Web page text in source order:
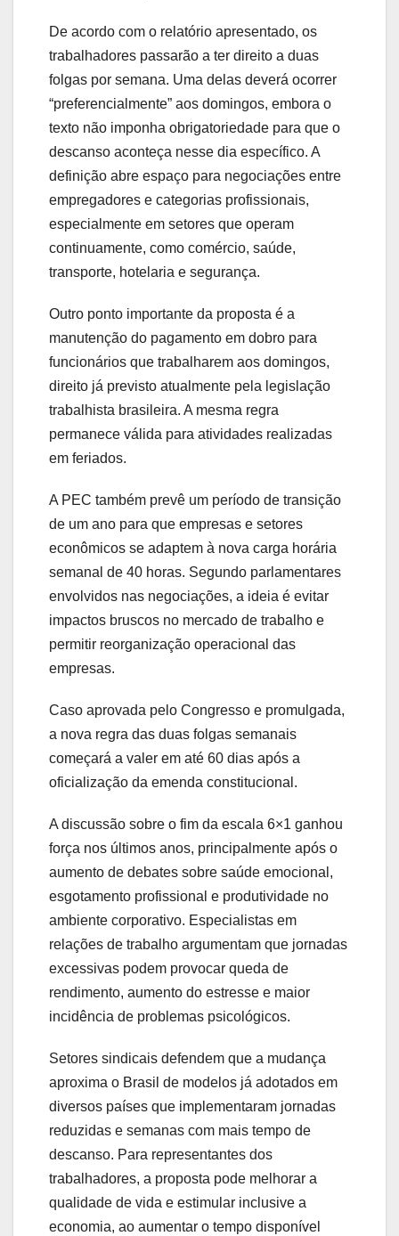
De acordo com o relatório apresentado, os
trabalhadores passarão a ter direito a duas
folgas por semana. Uma delas deverá ocorrer
“preferencialmente” aos domingos, embora o
texto não imponha obrigatoriedade para que o
descanso aconteça nesse dia específico. A
definição abre espaço para negociações entre
empregadores e categorias profissionais,
especialmente em setores que operam
continuamente, como comércio, saúde,
transporte, hotelaria e segurança.
Outro ponto importante da proposta é a
manutenção do pagamento em dobro para
funcionários que trabalharem aos domingos,
direito já previsto atualmente pela legislação
trabalhista brasileira. A mesma regra
permanece válida para atividades realizadas
em feriados.
A PEC também prevê um período de transição
de um ano para que empresas e setores
econômicos se adaptem à nova carga horária
semanal de 40 horas. Segundo parlamentares
envolvidos nas negociações, a ideia é evitar
impactos bruscos no mercado de trabalho e
permitir reorganização operacional das
empresas.
Caso aprovada pelo Congresso e promulgada,
a nova regra das duas folgas semanais
começará a valer em até 60 dias após a
oficialização da emenda constitucional.
A discussão sobre o fim da escala 6×1 ganhou
força nos últimos anos, principalmente após o
aumento de debates sobre saúde emocional,
esgotamento profissional e produtividade no
ambiente corporativo. Especialistas em
relações de trabalho argumentam que jornadas
excessivas podem provocar queda de
rendimento, aumento do estresse e maior
incidência de problemas psicológicos.
Setores sindicais defendem que a mudança
aproxima o Brasil de modelos já adotados em
diversos países que implementaram jornadas
reduzidas e semanas com mais tempo de
descanso. Para representantes dos
trabalhadores, a proposta pode melhorar a
qualidade de vida e estimular inclusive a
economia, ao aumentar o tempo disponível